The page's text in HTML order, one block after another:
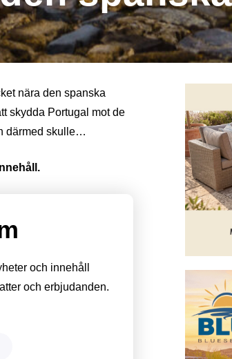
nära den spanska
skydda Portugal mot de
därmed skulle…
och innehåll
och erbjudanden.